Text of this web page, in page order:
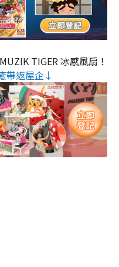
TIGER 冰感風扇！
帶返屋企↓